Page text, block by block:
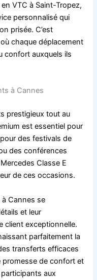
VTC à Saint-Tropez,
personnalisé qui
prisée. C’est
où chaque déplacement
confort auxquels ils
à Cannes
prestigieux tout au
est essentiel pour
des festivals de
des conférences
Classe E
de ces occasions.
Cannes se
et leur
client exceptionnelle.
parfaitement la
transferts efficaces
promesse de confort et
aux